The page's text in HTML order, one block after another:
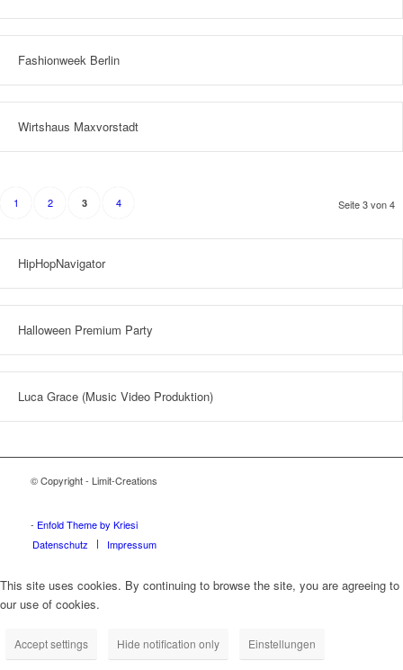
Fashionweek Berlin
Wirtshaus Maxvorstadt
Seite 3 von 4
1 2 3 4
HipHopNavigator
Halloween Premium Party
Luca Grace (Music Video Produktion)
© Copyright - Limit-Creations
- Enfold Theme by Kriesi
Datenschutz
Impressum
This site uses cookies. By continuing to browse the site, you are agreeing to
our use of cookies.
Accept settings Hide notification only Einstellungen